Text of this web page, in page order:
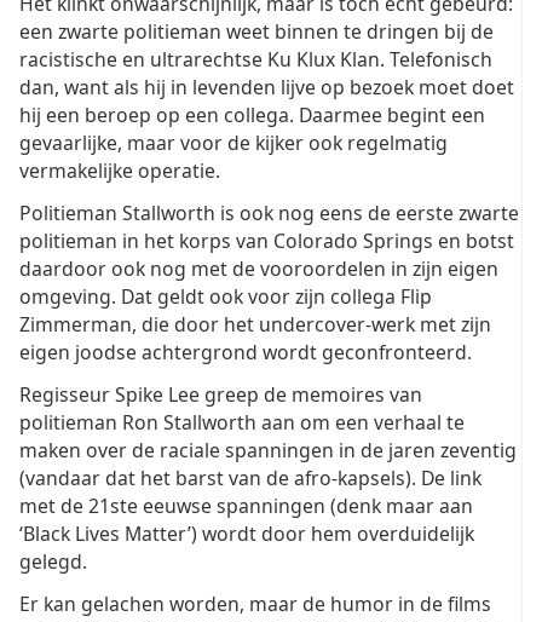
een zwarte politieman weet binnen te dringen bij de
racistische en ultrarechtse Ku Klux Klan. Telefonisch
dan, want als hij in levenden lijve op bezoek moet doet
hij een beroep op een collega. Daarmee begint een
gevaarlijke, maar voor de kijker ook regelmatig
vermakelijke operatie.
Politieman Stallworth is ook nog eens de eerste zwarte
politieman in het korps van Colorado Springs en botst
daardoor ook nog met de vooroordelen in zijn eigen
omgeving. Dat geldt ook voor zijn collega Flip
Zimmerman, die door het undercover-werk met zijn
eigen joodse achtergrond wordt geconfronteerd.
Regisseur Spike Lee greep de memoires van
politieman Ron Stallworth aan om een verhaal te
maken over de raciale spanningen in de jaren zeventig
(vandaar dat het barst van de afro-kapsels). De link
met de 21ste eeuwse spanningen (denk maar aan
‘Black Lives Matter’) wordt door hem overduidelijk
gelegd.
Er kan gelachen worden, maar de humor in de films